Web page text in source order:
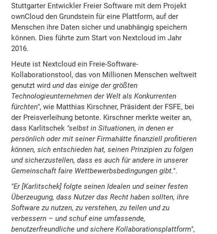
Stuttgarter Entwickler Freier Software mit dem Projekt
ownCloud den Grundstein für eine Plattform, auf der
Menschen ihre Daten sicher und unabhängig speichern
können. Dies führte zum Start von Nextcloud im Jahr
2016.
Heute ist Nextcloud ein Freie-Software-
Kollaborationstool, das von Millionen Menschen weltweit
genutzt wirdund das einige der größten
Technologieunternehmen der Welt als Konkurrenten
fürchten", wie Matthias Kirschner, Präsident der FSFE, bei
der Preisverleihung betonte. Kirschner merkte weiter an,
dass Karlitschek "selbst in Situationen, in denen er
persönlich oder mit seiner Firmahätte finanziell profitieren
können, sich entschieden hat, seinen Prinzipien zu folgen
und sicherzustellen, dass es auch für andere in unserer
Gemeinschaft faire Wettbewerbsbedingungen gibt.".
"Er [Karlitschek] folgte seinen Idealen und seiner festen
Überzeugung, dass Nutzer das Recht haben sollten, ihre
Software zu nutzen, zu verstehen, zu teilen und zu
verbessern – und schuf eine umfassende,
benutzerfreundliche und sichere Kollaborationsplattform",